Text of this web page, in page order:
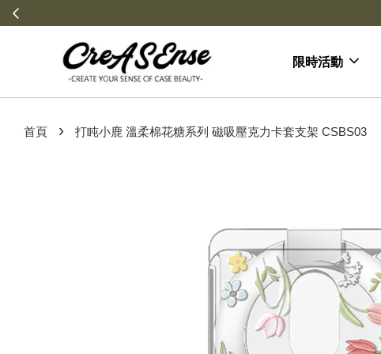
限時活動
首頁 › 打盹小鹿 溫柔棉花糖系列 磁吸壓克力卡套支架 CSBS03